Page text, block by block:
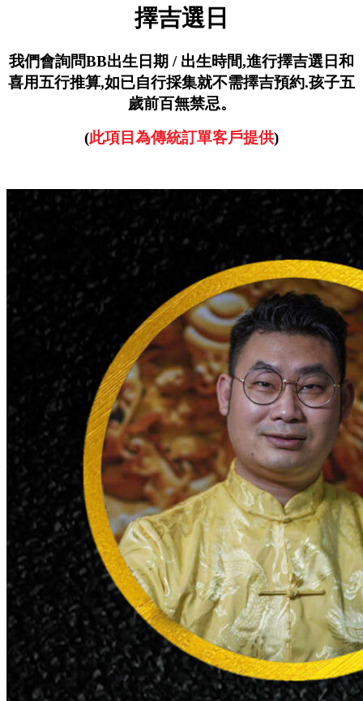
擇吉選日
我們會詢問BB出生日期 / 出生時間,進行擇吉選日和
喜用五行推算,如已自行採集就不需擇吉預約.孩子五
歲前百無禁忌。
(此項目為傳統訂單客戶提供)